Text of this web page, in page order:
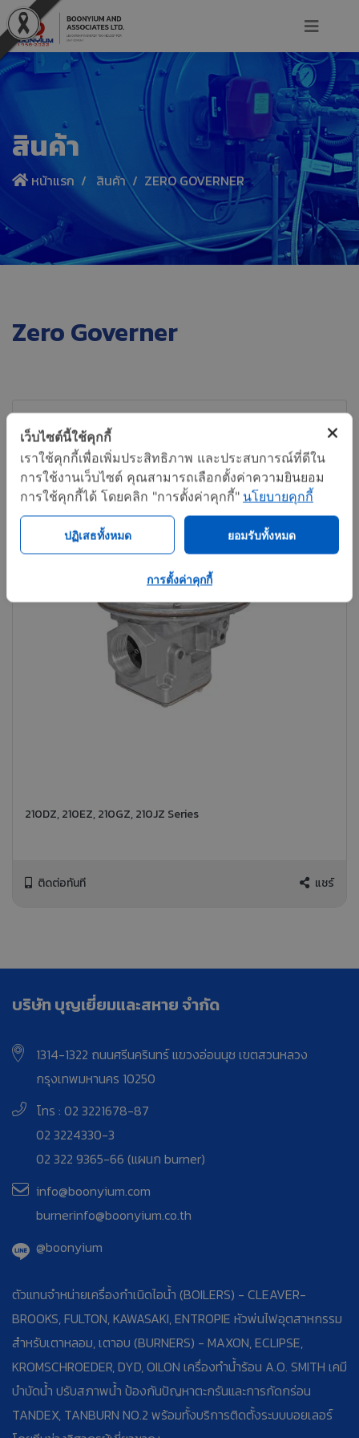
สินค้า
หน้าแรก สินค้า ZERO GOVERNER
Zero Governer
210DZ, 210EZ, 210GZ, 210JZ Series
ติดต่อทันที แชร์
บริษัท บุญเยี่ยมและสหาย จำกัด
1314-1322 ถนนศรีนครินทร์ แขวงอ่อนนุช เขตสวนหลวง
กรุงเทพมหานคร 10250
โทร : 02 3221678-87
02 3224330-3
02 322 9365-66 (แผนก burner)
info@boonyium.com
burnerinfo@boonyium.co.th
@boonyium
ตัวแทนจำหน่ายเครื่องกำเนิดไอน้ำ (BOILERS) - CLEAVER-
BROOKS, FULTON, KAWASAKI, ENTROPIE หัวพ่นไฟอุตสาหกรรม
สำหรับเตาหลอม, เตาอบ (BURNERS) - MAXON, ECLIPSE,
KROMSCHROEDER, DYD, OILON เครื่องทำน้ำร้อน A.O. SMITH เคมี
บำบัดน้ำ ปรับสภาพน้ำ ป้องกันปัญหาตะกรันและการกัดกร่อน
TANDEX, TANBURN NO.2 พร้อมทั้งบริการติดตั้งระบบบอยเลอร์
เว็บไซต์นี้ใช้คุกกี้
เราใช้คุกกี้เพื่อเพิ่มประสิทธิภาพ และประสบการณ์ที่ดีใน
การใช้งานเว็บไซต์ คุณสามารถเลือกตั้งค่าความยินยอม
การใช้คุกกี้ได้ โดยคลิก "การตั้งค่าคุกกี้" นโยบายคุกกี้
ปฏิเสธทั้งหมด ยอมรับทั้งหมด
การตั้งค่าคุกกี้